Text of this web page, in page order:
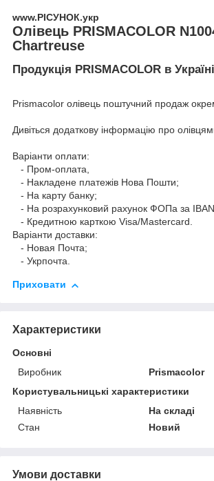
www.РІСУНОК.укр
Олівець PRISMACOLOR
Chartreuse
Продукція PRISMACOLOR в Україні
Prismacolor олівець поштучний продаж
Дивіться додаткову інформацію про
Варіанти оплати:
- Пром-оплата,
- Накладене платежів Нова Пошти;
- На карту банку;
- На розрахунковий рахунок ФОПа за
- Кредитною карткою Visa/Mastercard.
Варіанти доставки:
- Новая Почта;
- Укрпочта.
Приховати
Характеристики
Основні
Виробник
Prismacolor
Користувальницькі характеристики
Наявність
На складі
Стан
Новий
Умови доставки